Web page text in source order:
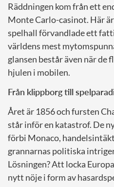
Räddningen kom från ett
Monte Carlo-casinot. Här
spelhall förvandlade ett
världens mest
glansen består även när de
hjulen i mobilen.
Från klippborg till
Året är 1856 och fursten
står inför en katastrof. De
förbi Monaco,
grannarnas politiska
Lösningen? Att locka
nytt nöje i form av